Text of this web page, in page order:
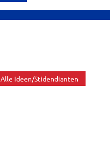
Alle Ideen/Stidendianten